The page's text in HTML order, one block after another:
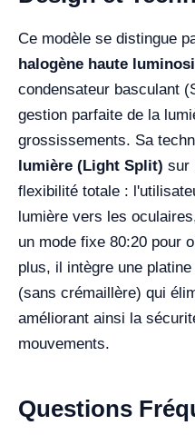
Ce modèle se distingue
halogène haute
condensateur basculant
gestion parfaite de la
grossissements. Sa
lumière (Light Split) sur
flexibilité totale :
lumière vers les
un mode fixe 80:20 pour
plus, il intègre une
(sans crémaillère) qui
améliorant ainsi la
mouvements.
Questions